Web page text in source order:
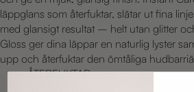
läppglans som återfuktar, slätar ut fina
med glansigt resultat – helt utan glitter
Gloss ger dina läppar en naturlig lyster
upp och återfuktar den ömtåliga
ÅTERFUKTAR